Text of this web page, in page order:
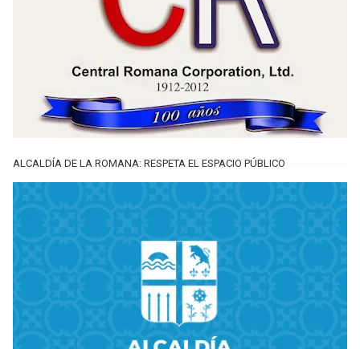
ALCALDÍA DE LA ROMANA: RESPETA EL ESPACIO PÚBLICO